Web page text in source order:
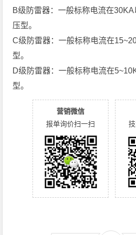
B级防雷器：一般标称电流在
压型。
C级防雷器：一般标称电流在
型。
D级防雷器：一般标称电流在
型。
营销微信
报单询价扫一扫